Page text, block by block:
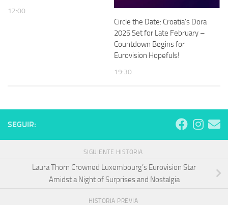
12:00
Circle the Date: Croatia’s Dora
2025 Set for Late February –
Countdown Begins for
Eurovision Hopefuls!
19:30
SEGUIR:
SIGUIENTE HISTORIA
Laura Thorn Crowned Luxembourg’s Eurovision Star
Amidst a Night of Surprises and Nostalgia
HISTORIA PREVIA